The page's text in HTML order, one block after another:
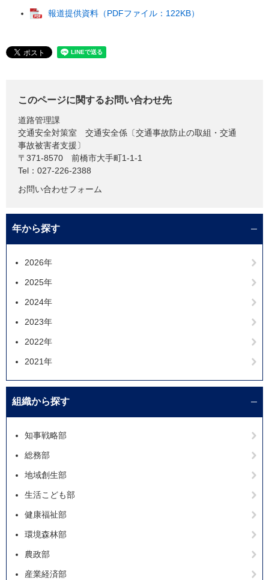
報道提供資料（PDFファイル：122KB）
このページに関するお問い合わせ先
道路管理課
交通安全対策室 交通安全係〔交通事故防止の取組・交通
事故被害者支援〕
〒371-8570
前橋市大手町1-1-1
Tel：027-226-2388
お問い合わせフォーム
年から探す
2026年
2025年
2024年
2023年
2022年
2021年
組織から探す
知事戦略部
総務部
地域創生部
生活こども部
健康福祉部
環境森林部
農政部
産業経済部